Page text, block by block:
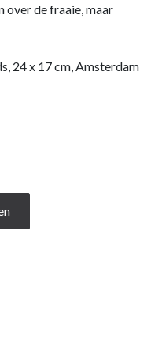
over de fraaie, maar
24 x 17 cm, Amsterdam